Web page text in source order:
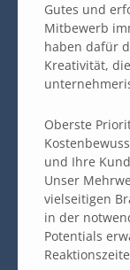
Gutes und
Mitbewerb
haben dafür
Kreativität,
Oberste
und Ihre
Unser
vielseitigen
in der
Potentials